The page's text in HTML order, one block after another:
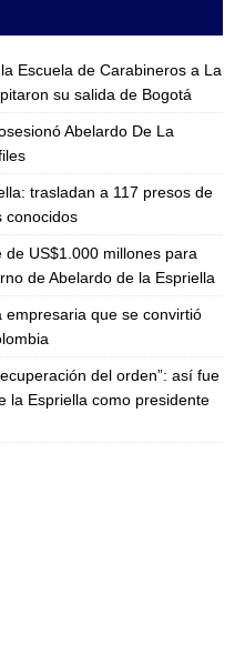
Escuela de Carabineros a La
su salida de Bogotá
Abelardo De La
trasladan a 117 presos de
conocidos
US$1.000 millones para
de Abelardo de la Espriella
empresaria que se convirtió
del orden”: así fue
la Espriella como presidente